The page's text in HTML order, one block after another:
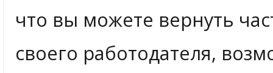
что вы можете вернуть
своего работодателя,